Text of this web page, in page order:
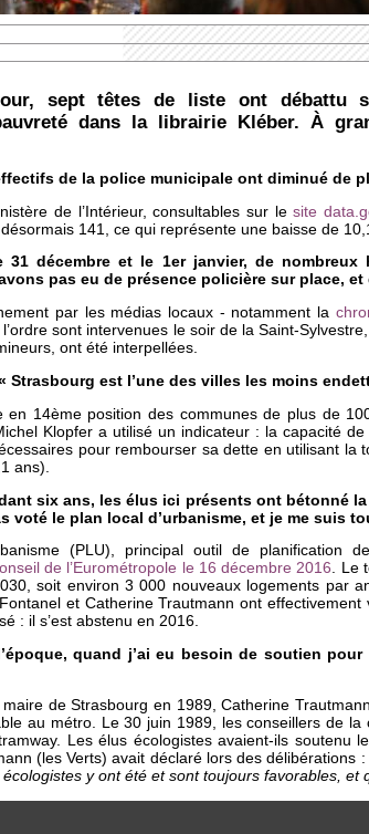
sept têtes de liste ont débattu
dans la librairie Kléber. À
de la police municipale ont diminué de
de l’Intérieur, consultables sur lesite
141, ce qui représente une baisse de
31 décembre et le 1er janvier, de
pas eu de présence policière sur place,
par les médias locaux - notamment la
sont intervenues le soir de la Saint-
ont été interpellées.
Strasbourg est l’une des villes les moins
en 14ème position des communes de plus de
Klopfer a utilisé un indicateur : la capacité
pour rembourser sa dette en utilisant la
ans).
six ans, les élus ici présents ont bétonné
voté le plan local d’urbanisme, et je me suis
(PLU), principal outil de planification
de l’Eurométropole le 16 décembre 2016. Le
soit environ 3 000 nouveaux logements par
et Catherine Trautmann ont
: il s’est abstenu en 2016.
quand j’ai eu besoin de soutien
de Strasbourg en 1989, Catherine
au métro. Le 30 juin 1989, les conseillers de
Les élus écologistes avaient-ils soutenu
(les Verts) avait déclaré lors des délibérations :
y ont été et sont toujours favorables, et